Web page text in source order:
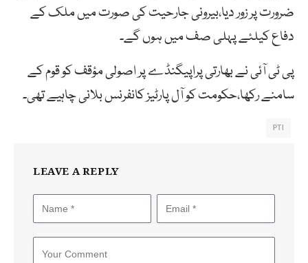
ضرورت پر زور دیا،بیرونی جارحیت کی صورت میں ملک کے
دفاع کیلئے پہلی صف میں ہوں گے۔
پی ٹی آئی نے بھارتی پراپیگنڈے پر اصولی مؤقف کو قوم کے
سامنے رکھا،حکومت کو آل پارٹیز کانفرنس بلانی چاہیے تھی۔
PTI
LEAVE A REPLY